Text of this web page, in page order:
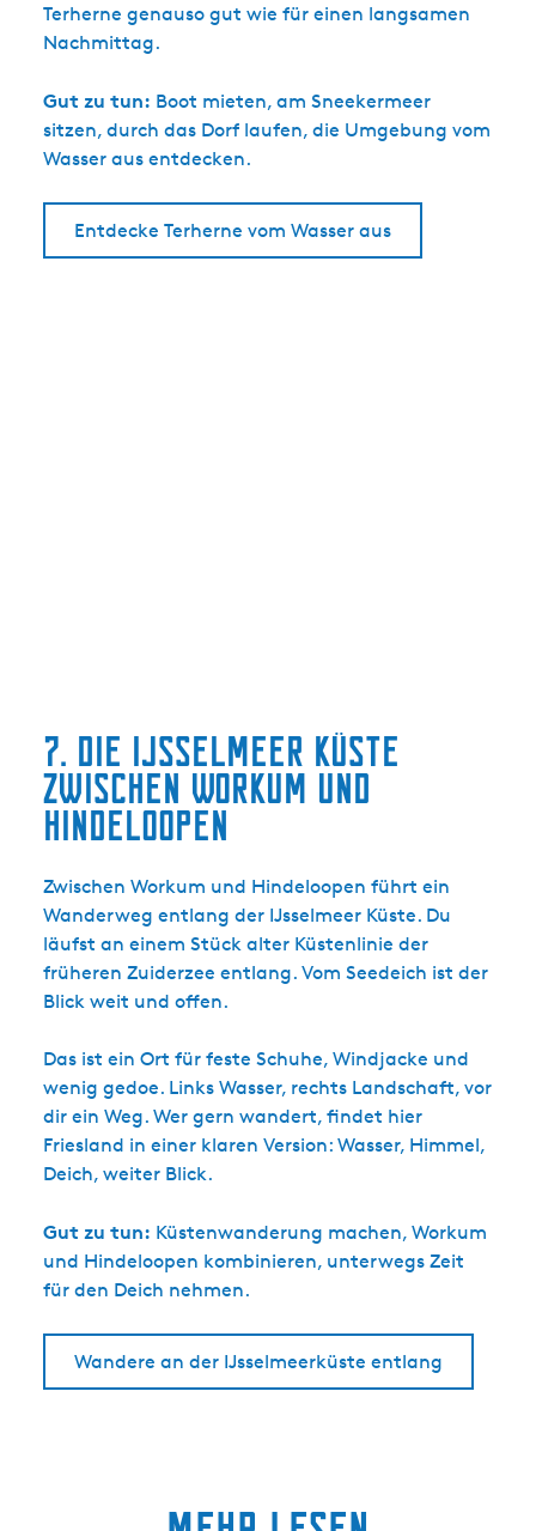
Terherne genauso gut wie für einen langsamen
Nachmittag.
Gut zu tun: Boot mieten, am Sneekermeer
sitzen, durch das Dorf laufen, die Umgebung vom
Wasser aus entdecken.
Entdecke Terherne vom Wasser aus
7. Die IJsselmeer Küste
zwischen Workum und
Hindeloopen
Zwischen Workum und Hindeloopen führt ein
Wanderweg entlang der IJsselmeer Küste. Du
läufst an einem Stück alter Küstenlinie der
früheren Zuiderzee entlang. Vom Seedeich ist der
Blick weit und offen.
Das ist ein Ort für feste Schuhe, Windjacke und
wenig gedoe. Links Wasser, rechts Landschaft, vor
dir ein Weg. Wer gern wandert, findet hier
Friesland in einer klaren Version: Wasser, Himmel,
Deich, weiter Blick.
Gut zu tun: Küstenwanderung machen, Workum
und Hindeloopen kombinieren, unterwegs Zeit
für den Deich nehmen.
Wandere an der IJsselmeerküste entlang